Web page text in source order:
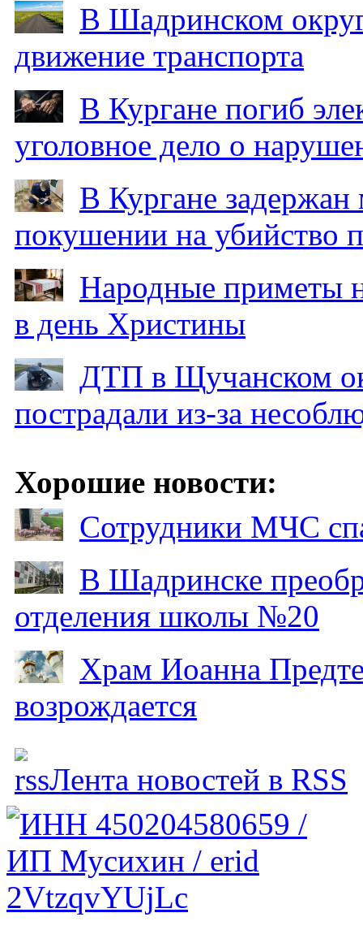
В Шадринском
движение транспорта
В Кургане погиб
уголовное дело о
В Кургане
покушении на убийство
Народные приметы
в день Христины
ДТП в Щучанском
пострадали из-за
Хорошие новости:
Сотрудники МЧС
В Шадринске
отделения школы №20
Храм Иоанна
возрождается
Лента новостей в RSS